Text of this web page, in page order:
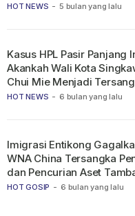
HOT NEWS - 5 bulan yang lalu
HOT NEWS - 6 bulan yang lalu
Kasus HPL Pasir Panjang
Akankah Wali Kota
Chui Mie Menjadi
HOT GOSIP - 6 bulan yang lalu
Imigrasi Entikong
WNA China Tersangka
dan Pencurian Aset
Ketapang